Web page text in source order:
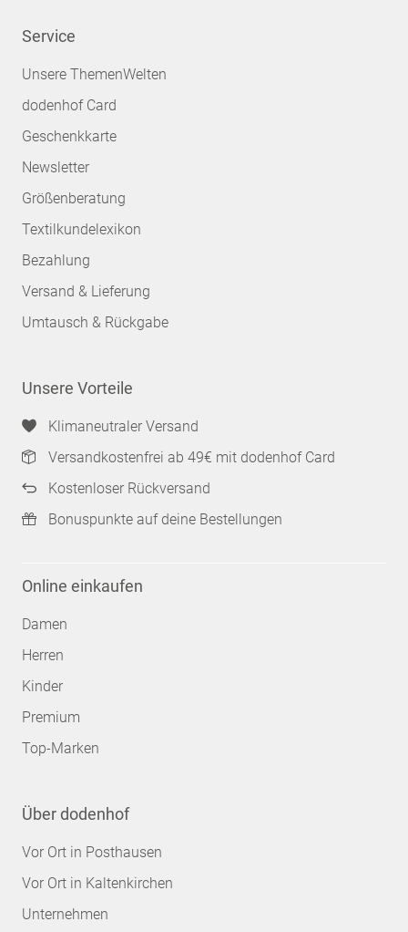
Service
Unsere ThemenWelten
dodenhof Card
Geschenkkarte
Newsletter
Größenberatung
Textilkundelexikon
Bezahlung
Versand & Lieferung
Umtausch & Rückgabe
Unsere Vorteile
Klimaneutraler Versand
Versandkostenfrei ab 49€ mit dodenhof Card
Kostenloser Rückversand
Bonuspunkte auf deine Bestellungen
Online einkaufen
Damen
Herren
Kinder
Premium
Top-Marken
Über dodenhof
Vor Ort in Posthausen
Vor Ort in Kaltenkirchen
Unternehmen